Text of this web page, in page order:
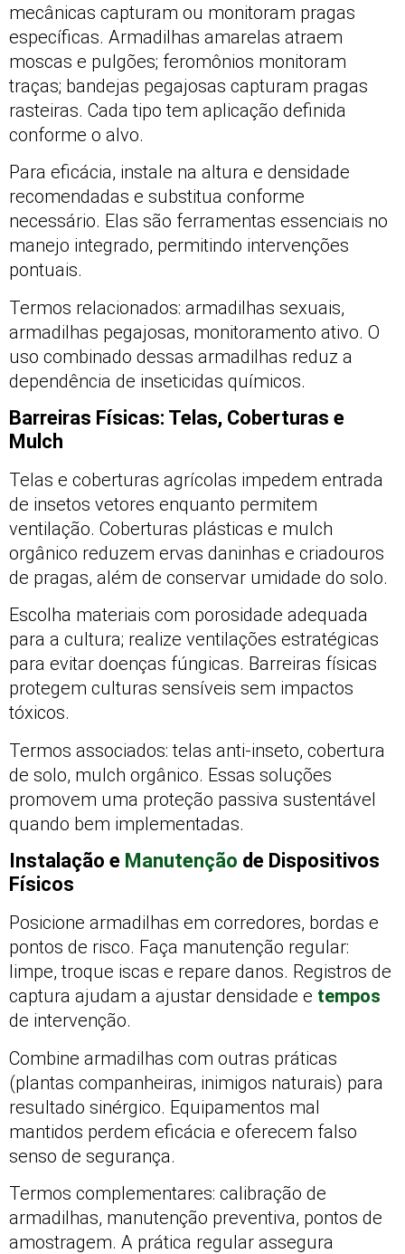
mecânicas capturam ou monitoram pragas
específicas. Armadilhas amarelas atraem
moscas e pulgões; feromônios monitoram
traças; bandejas pegajosas capturam pragas
rasteiras. Cada tipo tem aplicação definida
conforme o alvo.
Para eficácia, instale na altura e densidade
recomendadas e substitua conforme
necessário. Elas são ferramentas essenciais no
manejo integrado, permitindo intervenções
pontuais.
Termos relacionados: armadilhas sexuais,
armadilhas pegajosas, monitoramento ativo. O
uso combinado dessas armadilhas reduz a
dependência de inseticidas químicos.
Barreiras Físicas: Telas, Coberturas e
Mulch
Telas e coberturas agrícolas impedem entrada
de insetos vetores enquanto permitem
ventilação. Coberturas plásticas e mulch
orgânico reduzem ervas daninhas e criadouros
de pragas, além de conservar umidade do solo.
Escolha materiais com porosidade adequada
para a cultura; realize ventilações estratégicas
para evitar doenças fúngicas. Barreiras físicas
protegem culturas sensíveis sem impactos
tóxicos.
Termos associados: telas anti-inseto, cobertura
de solo, mulch orgânico. Essas soluções
promovem uma proteção passiva sustentável
quando bem implementadas.
Instalação e Manutenção de Dispositivos
Físicos
Posicione armadilhas em corredores, bordas e
pontos de risco. Faça manutenção regular:
limpe, troque iscas e repare danos. Registros de
captura ajudam a ajustar densidade e tempos
de intervenção.
Combine armadilhas com outras práticas
(plantas companheiras, inimigos naturais) para
resultado sinérgico. Equipamentos mal
mantidos perdem eficácia e oferecem falso
senso de segurança.
Termos complementares: calibração de
armadilhas, manutenção preventiva, pontos de
amostragem. A prática regular assegura